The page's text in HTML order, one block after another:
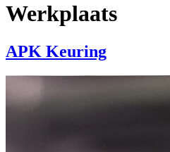
Werkplaats
APK Keuring